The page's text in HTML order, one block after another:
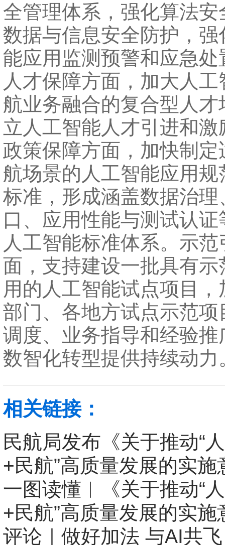
全管理体系，强化算法安
数据与信息安全防护，强
能应用监测预警和应急处
人才保障方面，加大人
航业务融合的复合型人才
立人工智能人才引进和激
政策保障方面，加快制定
航场景的人工智能应用规
标准，形成涵盖数据治理
口、应用性能与测试认证
人工智能标准体系。示范
面，支持建设一批具有示
用的人工智能试点项目，
部门、各地方试点示范项
调度、业务指导和经验推
数智化转型提供持续动力
相关链接：
民航局发布《关于推动“
+民航”高质量发展的实施
一图读懂︱《关于推动“
+民航”高质量发展的实施
评论｜做好加法 与AI共飞